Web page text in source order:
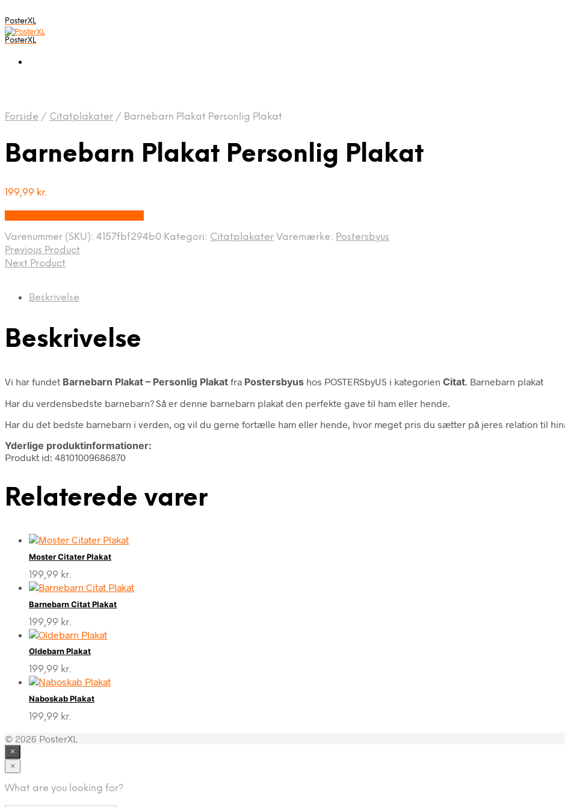
PosterXL
PosterXL
Forside / Citatplakater / Barnebarn Plakat Personlig Plakat
Barnebarn Plakat Personlig Plakat
199,99 kr.
Varenummer (SKU): 4157fbf294b0 Kategori: Citatplakater Varemærke: Postersbyus
Previous Product
Next Product
Beskrivelse
Beskrivelse
Vi har fundet Barnebarn Plakat – Personlig Plakat fra Postersbyus hos POSTERSbyUS i kategorien Citat . Barnebarn plakat
Har du verdensbedste barnebarn? Så er denne barnebarn plakat den perfekte gave til ham eller hende.
Har du det bedste barnebarn i verden, og vil du gerne fortælle ham eller hende, hvor meget pris du sætter på jeres relation til
Yderlige produktinformationer:
Produkt id: 48101009686870
Relaterede varer
Moster Citater Plakat
199,99 kr.
Barnebarn Citat Plakat
199,99 kr.
Oldebarn Plakat
199,99 kr.
Naboskab Plakat
199,99 kr.
© 2026 PosterXL
×
×
What are you looking for?